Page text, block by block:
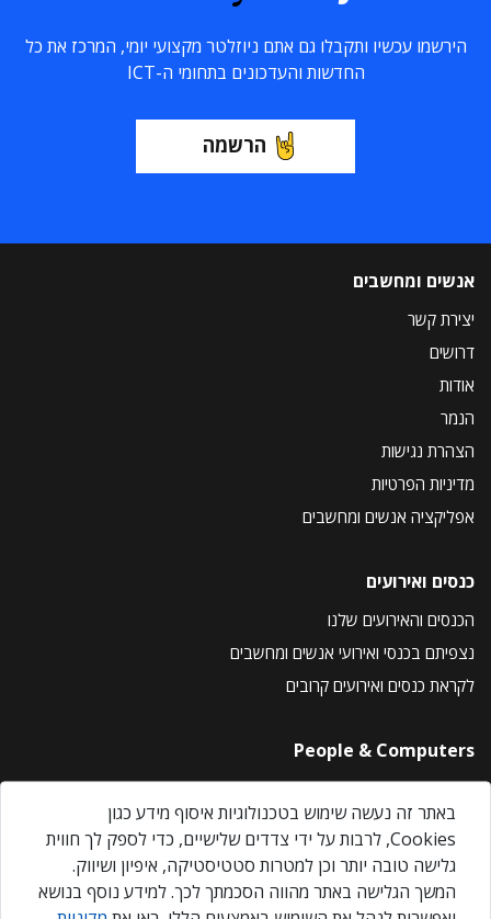
הירשמו עכשיו ותקבלו גם אתם ניוזלטר מקצועי יומי, המרכז את כל
החדשות והעדכונים בתחומי ה-ICT
הרשמה
אנשים ומחשבים
יצירת קשר
דרושים
אודות
הנמר
הצהרת נגישות
מדיניות הפרטיות
אפליקציה אנשים ומחשבים
כנסים ואירועים
הכנסים והאירועים שלנו
נצפיתם בכנסי ואירועי אנשים ומחשבים
לקראת כנסים ואירועים קרובים
People & Computers
About Us
Privacy Policy
Contact Us
Our Events
באתר זה נעשה שימוש בטכנולוגיות איסוף מידע כגון
Cookies, לרבות על ידי צדדים שלישיים, כדי לספק לך חווית
גלישה טובה יותר וכן למטרות סטטיסטיקה, איפיון ושיווק.
המשך הגלישה באתר מהווה הסכמתך לכך. למידע נוסף בנושא